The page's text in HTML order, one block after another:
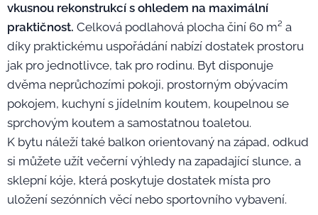
vkusnou rekonstrukcí s ohledem na maximální
praktičnost. Celková podlahová plocha činí 60 m² a
díky praktickému uspořádání nabízí dostatek prostoru
jak pro jednotlivce, tak pro rodinu. Byt disponuje
dvěma neprůchozími pokoji, prostorným obývacím
pokojem, kuchyní s jídelním koutem, koupelnou se
sprchovým koutem a samostatnou toaletou.
K bytu náleží také balkon orientovaný na západ, odkud
si můžete užít večerní výhledy na zapadající slunce, a
sklepní kóje, která poskytuje dostatek místa pro
uložení sezónních věcí nebo sportovního vybavení.